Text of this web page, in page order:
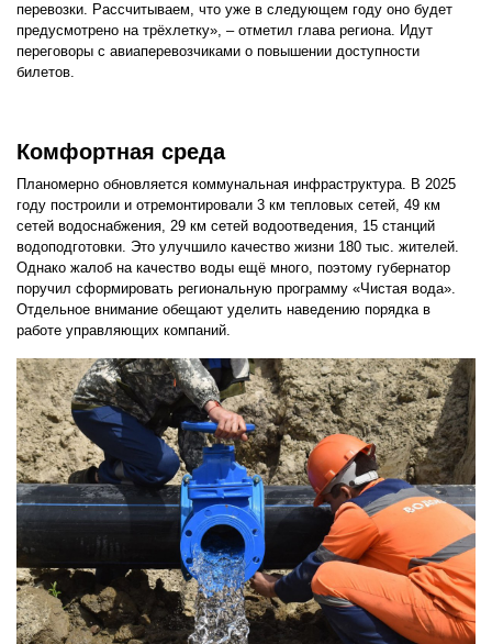
перевозки. Рассчитываем, что уже в следующем году оно будет
предусмотрено на трёхлетку», – отметил глава региона. Идут
переговоры с авиаперевозчиками о повышении доступности
билетов.
Комфортная среда
Планомерно обновляется коммунальная инфраструктура. В 2025
году построили и отремонтировали 3 км тепловых сетей, 49 км
сетей водоснабжения, 29 км сетей водоотведения, 15 станций
водоподготовки. Это улучшило качество жизни 180 тыс. жителей.
Однако жалоб на качество воды ещё много, поэтому губернатор
поручил сформировать региональную программу «Чистая вода».
Отдельное внимание обещают уделить наведению порядка в
работе управляющих компаний.